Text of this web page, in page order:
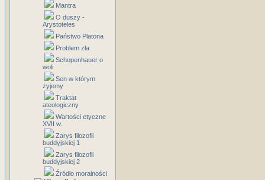
Mantra
O duszy -
Arystoteles
Państwo Platona
Problem zła
Schopenhauer o
woli
Sen w którym
żyjemy
Traktat
ateologiczny
Wartości etyczne
XVII w.
Zarys filozofii
buddyjskiej 1
Zarys filozofii
buddyjskiej 2
Źródło moralności